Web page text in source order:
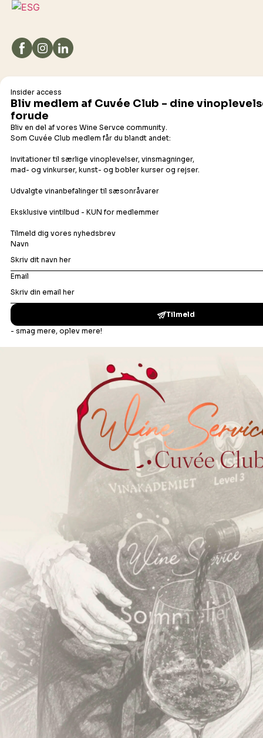
Det flydende udvalg
Champagne
Hvidvin
Rosévin
Rødvin
Portvin
Dessertvin
Bonusafdelingen
Madopskrifter
Din ro i maven
Handelsbetingelser B2C
Øvrige politikker
FN’s Verdensmål
Fortryd dit køb
Kontakt os
ALDERSGRÆNSE
FOR SALG